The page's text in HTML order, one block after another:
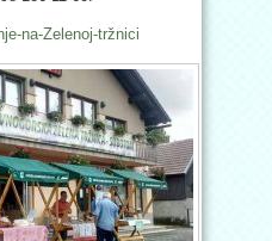
na-Zelenoj-tržnici